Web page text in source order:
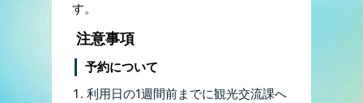
す。
注意事項
予約について
利用日の1週間前までに観光交流課へ